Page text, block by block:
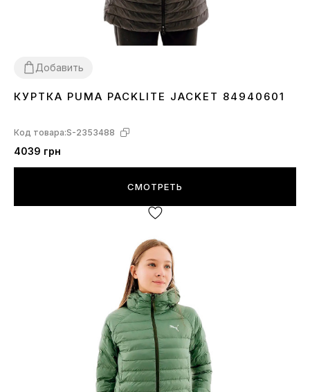
Добавить
XS S
КУРТКА PUMA PACKLITE JACKET 84940601
Код товара:S-2353488
4039 грн
СМОТРЕТЬ